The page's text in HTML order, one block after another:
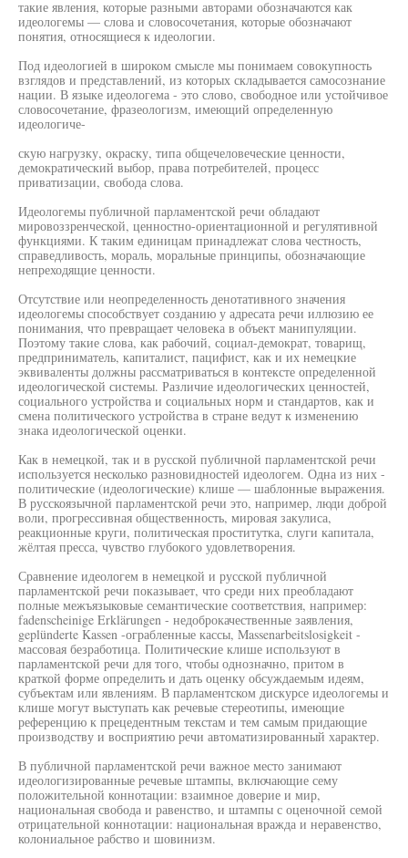
такие явления, которые разными авторами обозначаются как
идеологемы — слова и словосочетания, которые обозначают
понятия, относящиеся к идеологии.
Под идеологией в широком смысле мы понимаем совокупность
взглядов и представлений, из которых складывается самосознание
нации. В языке идеологема - это слово, свободное или устойчивое
словосочетание, фразеологизм, имеющий определенную
идеологиче-
скую нагрузку, окраску, типа общечеловеческие ценности,
демократический выбор, права потребителей, процесс
приватизации, свобода слова.
Идеологемы публичной парламентской речи обладают
мировоззренческой, ценностно-ориентационной и регулятивной
функциями. К таким единицам принадлежат слова честность,
справедливость, мораль, моральные принципы, обозначающие
непреходящие ценности.
Отсутствие или неопределенность денотативного значения
идеологемы способствует созданию у адресата речи иллюзию ее
понимания, что превращает человека в объект манипуляции.
Поэтому такие слова, как рабочий, социал-демократ, товарищ,
предприниматель, капиталист, пацифист, как и их немецкие
эквиваленты должны рассматриваться в контексте определенной
идеологической системы. Различие идеологических ценностей,
социального устройства и социальных норм и стандартов, как и
смена политического устройства в стране ведут к изменению
знака идеологической оценки.
Как в немецкой, так и в русской публичной парламентской речи
используется несколько разновидностей идеологем. Одна из них -
политические (идеологические) клише — шаблонные выражения.
В русскоязычной парламентской речи это, например, люди доброй
воли, прогрессивная общественность, мировая закулиса,
реакционные круги, политическая проститутка, слуги капитала,
жёлтая пресса, чувство глубокого удовлетворения.
Сравнение идеологем в немецкой и русской публичной
парламентской речи показывает, что среди них преобладают
полные межъязыковые семантические соответствия, например:
fadenscheinige Erklärungen - недоброкачественные заявления,
geplünderte Kassen -ограбленные кассы, Massenarbeitslosigkeit -
массовая безработица. Политические клише используют в
парламентской речи для того, чтобы однозначно, притом в
краткой форме определить и дать оценку обсуждаемым идеям,
субъектам или явлениям. В парламентском дискурсе идеологемы и
клише могут выступать как речевые стереотипы, имеющие
референцию к прецедентным текстам и тем самым придающие
производству и восприятию речи автоматизированный характер.
В публичной парламентской речи важное место занимают
идеологизированные речевые штампы, включающие сему
положительной коннотации: взаимное доверие и мир,
национальная свобода и равенство, и штампы с оценочной семой
отрицательной коннотации: национальная вражда и неравенство,
колониальное рабство и шовинизм.